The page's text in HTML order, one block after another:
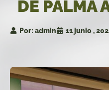
DE PALMA
Por: admin 11 junio ,